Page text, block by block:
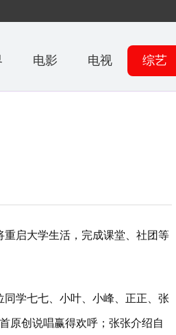
电影 电视 综艺
启大学生活，完成课堂、社团等
学七七、小叶、小峰、正正、张
原创说唱赢得欢呼；张张介绍自